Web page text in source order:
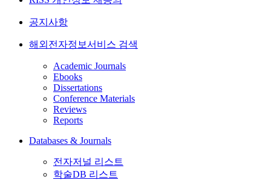
공지사항
해외전자정보서비스 검색
Academic Journals
Ebooks
Dissertations
Conference Materials
Reviews
Reports
Databases & Journals
전자저널 리스트
학술DB 리스트